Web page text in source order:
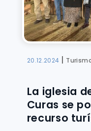
20.12.2024 |
La iglesia
Curas se
recurso